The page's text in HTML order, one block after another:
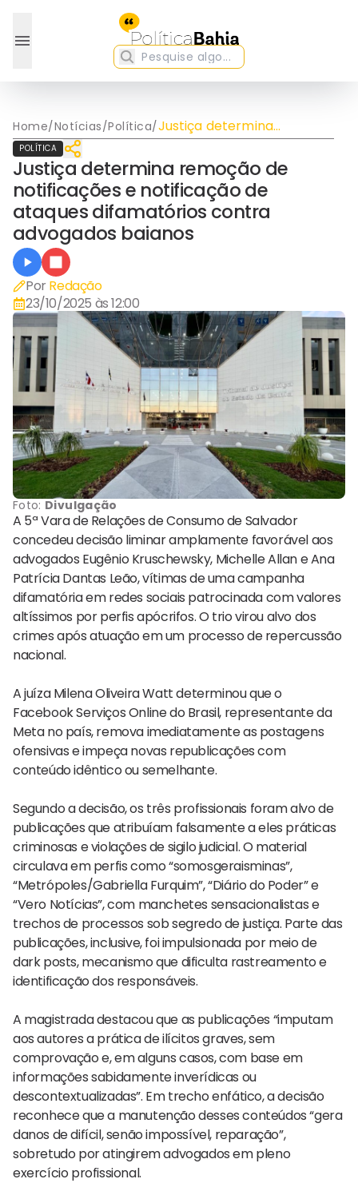
Home/Notícias/Política/Justiça determina
remoção de notificações e
difamatórios contra
advogados baianos
POLÍTICA
Justiça determina remoção de
notificações e notificação de
ataques difamatórios contra
advogados baianos
Por Redação
23/10/2025 às 12:00
Foto: Divulgação
A 5ª Vara de Relações de Consumo de Salvador
concedeu decisão liminar amplamente favorável aos
advogados Eugênio Kruschewsky, Michelle Allan e Ana
Patrícia Dantas Leão, vítimas de uma campanha
difamatória em redes sociais patrocinada com valores
altíssimos por perfis apócrifos. O trio virou alvo dos
crimes após atuação em um processo de repercussão
nacional.
A juíza Milena Oliveira Watt determinou que o
Facebook Serviços Online do Brasil, representante da
Meta no país, remova imediatamente as postagens
ofensivas e impeça novas republicações com
conteúdo idêntico ou semelhante.
Segundo a decisão, os três profissionais foram alvo de
publicações que atribuíam falsamente a eles práticas
criminosas e violações de sigilo judicial. O material
circulava em perfis como “somosgeraisminas”,
“Metrópoles/Gabriella Furquim”, “Diário do Poder” e
“Vero Notícias”, com manchetes sensacionalistas e
trechos de processos sob segredo de justiça. Parte das
publicações, inclusive, foi impulsionada por meio de
dark posts, mecanismo que dificulta rastreamento e
identificação dos responsáveis.
A magistrada destacou que as publicações “imputam
aos autores a prática de ilícitos graves, sem
comprovação e, em alguns casos, com base em
informações sabidamente inverídicas ou
descontextualizadas”. Em trecho enfático, a decisão
reconhece que a manutenção desses conteúdos “gera
danos de difícil, senão impossível, reparação”,
sobretudo por atingirem advogados em pleno
exercício profissional.